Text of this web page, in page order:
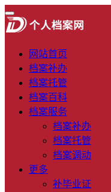
网站首页
档案补办
档案托管
档案百科
档案服务
档案补办
档案托管
档案调动
更多
补毕业证